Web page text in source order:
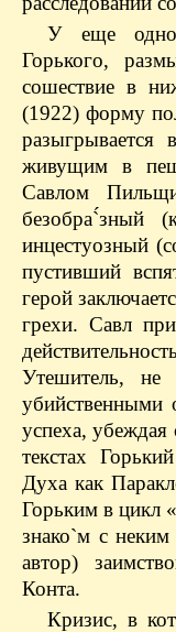
У еще
Горького,
сошествие в
(1922) форму
разыгрывается
живущим в
Савлом
безобра`́зный
инцестуозный
пустивший
герой
грехи. Савл
Утешитель,
убийственными
успеха, убеждая
текстах
Духа как
Горьким в цикл
знако`м с
автор)
Конта.
Кризис, в